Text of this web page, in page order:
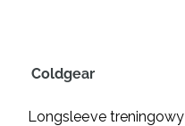
Coldgear
Longsleeve